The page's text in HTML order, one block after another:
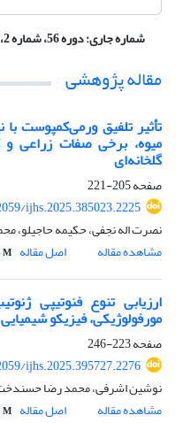
شماره جاری:دوره 56، شماره 2، تابستان 1404
مقاله پژوهشی
تأثیر تلفیق ورمی‌کمپوست
میوه، برخی صفات زراعی
گلخانه‌ای
صفحه205-221
ijhs.2025.385023.2225
نصرت اله نجفی، حکیمه حاجیلو،
مشاهده مقاله
اصل مقاله M
ارزیابی تنوع فنوتیپی
مورفولوژیکی، فیزیکو
صفحه223-246
ijhs.2025.395727.2276
نوشین اشرفی، محمد رضا
مشاهده مقاله
اصل مقاله M